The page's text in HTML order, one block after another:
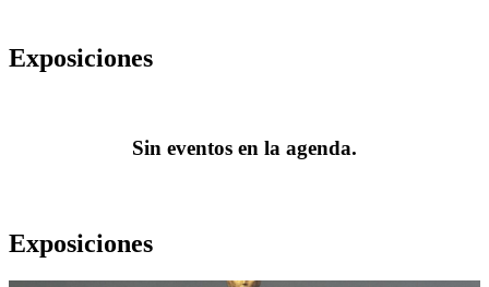
Exposiciones
Sin eventos en la agenda.
Exposiciones